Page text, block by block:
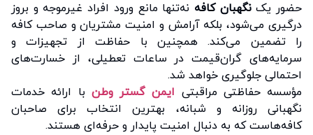
حضور یکنگهبان کافه نه‌تنها مانع ورود افراد غیرموجه و بروز
درگیری می‌شود، بلکه آرامش و امنیت مشتریان و صاحب کافه
را تضمین می‌کند. همچنین با حفاظت از تجهیزات و
سرمایه‌های گران‌قیمت در ساعات تعطیلی، از خسارت‌های
احتمالی جلوگیری خواهد شد.
مؤسسه حفاظتی مراقبتی ایمن گستر وطن با ارائه خدمات
نگهبانی روزانه و شبانه، بهترین انتخاب برای صاحبان
کافه‌هاست که به دنبال امنیت پایدار و حرفه‌ای هستند.